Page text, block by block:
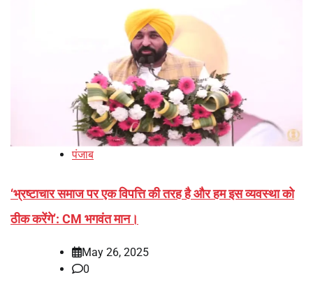
पंजाब
‘भ्रष्टाचार समाज पर एक विपत्ति की तरह है और हम इस व्यवस्था को
ठीक करेंगे’: CM भगवंत मान।
May 26, 2025
0